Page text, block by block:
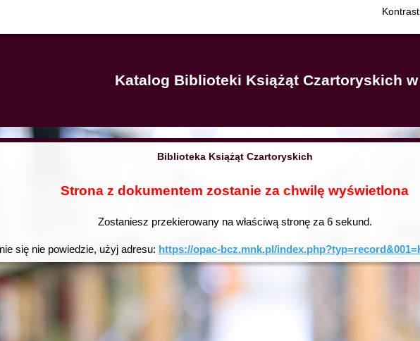
Katalog Biblioteki Książąt Czartoryskich
Biblioteka Książąt Czartoryskich
Strona z dokumentem zostanie za chwilę wyświetlona
Zostaniesz przekierowany na właściwą stronę za 6sekund.
się nie powiedzie, użyj adresu: https://opac-bcz.mnk.pl/